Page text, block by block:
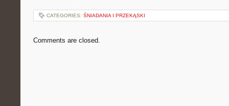
CATEGORIES: ŚNIADANIA I PRZEKĄSKI
Comments are closed.